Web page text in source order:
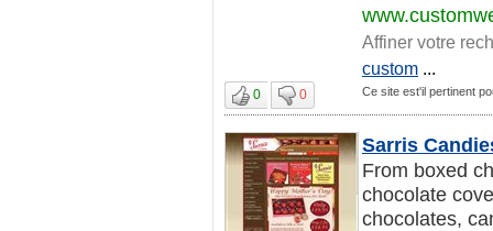
Affiner votre
custom ...
0 0 Ce site est'il pertinent
Sarris
From boxed
chocolate
chocolates,